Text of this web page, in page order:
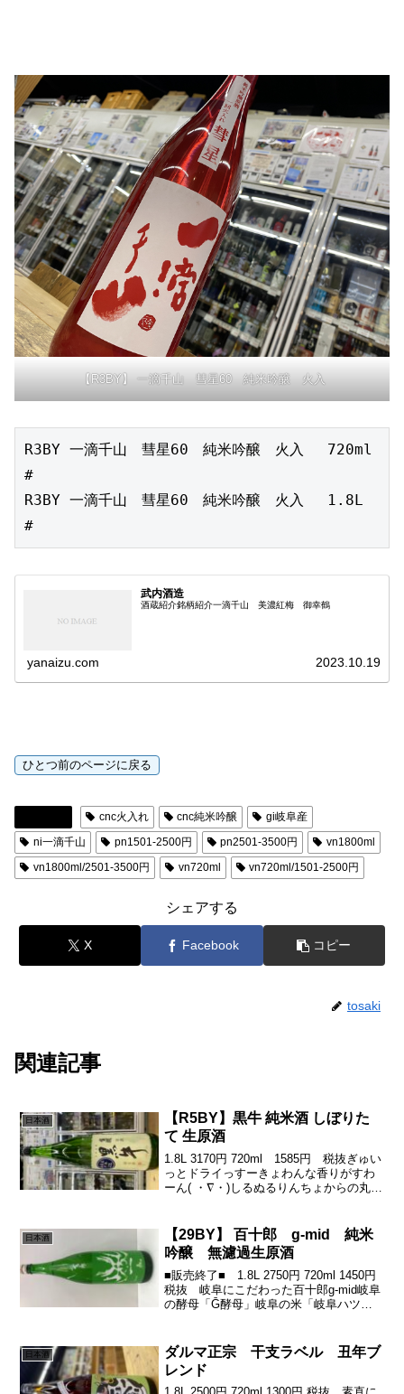
【R3BY】 一滴千山 彗星60 純米吟醸 火入
R3BY 一滴千山　彗星60　純米吟醸　火入　 720ml
#
R3BY 一滴千山　彗星60　純米吟醸　火入　 1.8L
#
武内酒造
酒蔵紹介銘柄紹介一滴千山 美濃紅梅 御幸鶴
yanaizu.com 2023.10.19
cnc火入れ cnc純米吟醸
gi岐阜産
ni一滴千山
pn1501-2500円 pn2501-3500円
vn1800ml
vn1800ml/2501-3500円
vn720ml vn720ml/1501-2500円
シェアする
X Facebook コピー
tosaki
関連記事
日本酒
【R5BY】黒牛 純米酒 しぼりた
て 生原酒
1.8L 3170円 720ml 1585円 税抜ぎゅい
っとドライっすーきょわんな香りがすわ
ーん( ・∇・)しるぬるりんちょからの丸い
らーいに渋がどーん！これが...
日本酒
【29BY】 百十郎 g-mid 純米
吟醸 無濾過生原酒
■販売終了■ 1.8L 2750円 720ml 1450円
税抜 岐阜にこだわった百十郎g-mid岐阜
の酵母「Ḡ酵母」岐阜の米「岐阜ハツシ
ます。グラスに注ぐと香りからも...
日本酒
ダルマ正宗 干支ラベル 丑年ブ
レンド